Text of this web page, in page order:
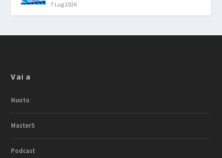
7 Lug 2026
Vai a
Nuoto
MasterS
Podcast